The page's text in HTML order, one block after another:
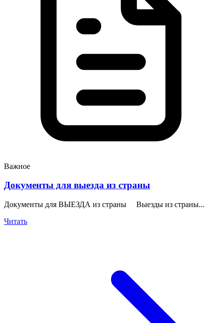
Важное
Документы для выезда из страны
Документы для ВЫЕЗДА из страны Выезды из страны...
Читать